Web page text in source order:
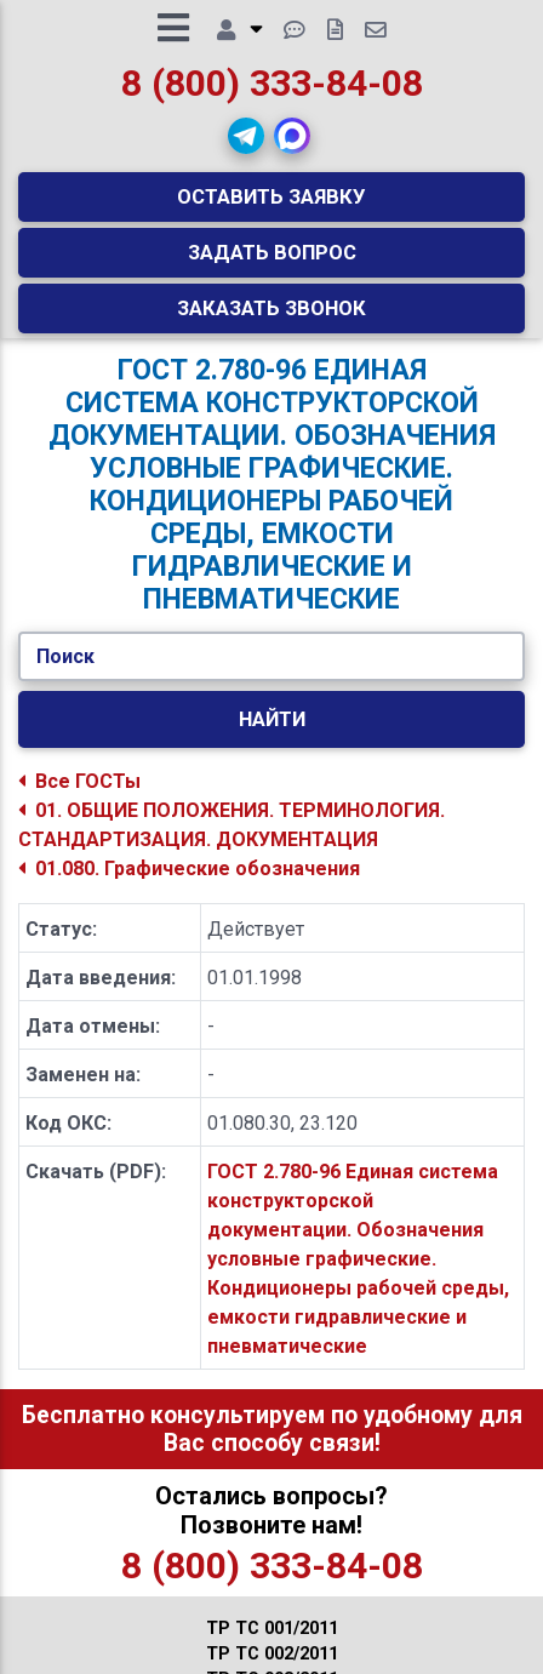
8 (800) 333-84-08
ОСТАВИТЬ ЗАЯВКУ
ЗАДАТЬ ВОПРОС
ЗАКАЗАТЬ ЗВОНОК
ГОСТ 2.780-96 ЕДИНАЯ
СИСТЕМА КОНСТРУКТОРСКОЙ
ДОКУМЕНТАЦИИ. ОБОЗНАЧЕНИЯ
УСЛОВНЫЕ ГРАФИЧЕСКИЕ.
КОНДИЦИОНЕРЫ РАБОЧЕЙ
СРЕДЫ, ЕМКОСТИ
ГИДРАВЛИЧЕСКИЕ И
ПНЕВМАТИЧЕСКИЕ
Поиск
НАЙТИ
Все ГОСТы
01. ОБЩИЕ ПОЛОЖЕНИЯ. ТЕРМИНОЛОГИЯ.
СТАНДАРТИЗАЦИЯ. ДОКУМЕНТАЦИЯ
01.080. Графические обозначения
Статус: Действует
Дата введения: 01.01.1998
Дата отмены: -
Заменен на: -
Код ОКС: 01.080.30, 23.120
Скачать (PDF):
ГОСТ 2.780-96 Единая система
конструкторской
документации. Обозначения
условные графические.
Кондиционеры рабочей среды,
емкости гидравлические и
пневматические
Бесплатно консультируем по удобному для
Вас способу связи!
Остались вопросы?
Позвоните нам!
8 (800) 333-84-08
ТР ТС 001/2011
ТР ТС 002/2011